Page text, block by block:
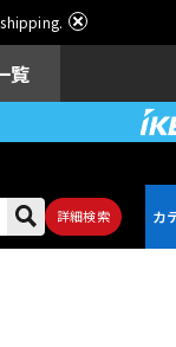
覧
詳細検索